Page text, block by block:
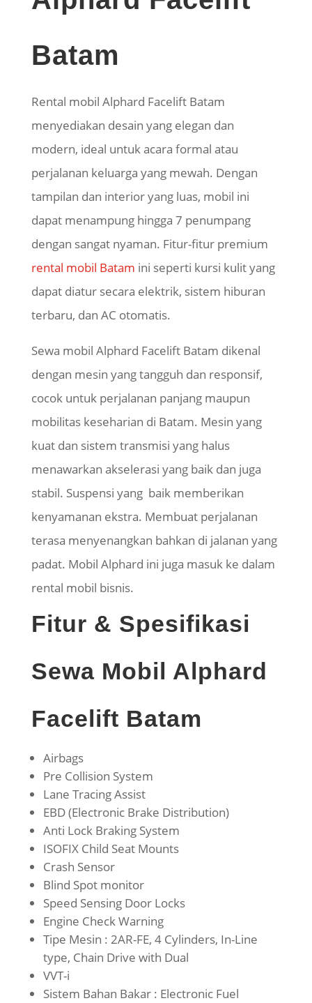
Batam
Rental mobil Alphard Facelift Batam
menyediakan desain yang elegan dan
modern, ideal untuk acara formal atau
perjalanan keluarga yang mewah. Dengan
tampilan dan interior yang luas, mobil ini
dapat menampung hingga 7 penumpang
dengan sangat nyaman. Fitur-fitur premium
rental mobil Batam ini seperti kursi kulit yang
dapat diatur secara elektrik, sistem hiburan
terbaru, dan AC otomatis.
Sewa mobil Alphard Facelift Batam dikenal
dengan mesin yang tangguh dan responsif,
cocok untuk perjalanan panjang maupun
mobilitas keseharian di Batam. Mesin yang
kuat dan sistem transmisi yang halus
menawarkan akselerasi yang baik dan juga
stabil. Suspensi yang baik memberikan
kenyamanan ekstra. Membuat perjalanan
terasa menyenangkan bahkan di jalanan yang
padat. Mobil Alphard ini juga masuk ke dalam
rental mobil bisnis.
Fitur & Spesifikasi
Sewa Mobil Alphard
Facelift Batam
Airbags
Pre Collision System
Lane Tracing Assist
EBD (Electronic Brake Distribution)
Anti Lock Braking System
ISOFIX Child Seat Mounts
Crash Sensor
Blind Spot monitor
Speed Sensing Door Locks
Engine Check Warning
Tipe Mesin : 2AR-FE, 4 Cylinders, In-Line
type, Chain Drive with Dual
VVT-i
Sistem Bahan Bakar : Electronic Fuel